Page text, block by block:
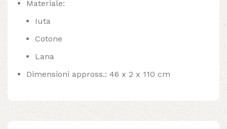
Materiale:
Iuta
Cotone
Lana
Dimensioni appross.: 46 x 2 x 110 cm